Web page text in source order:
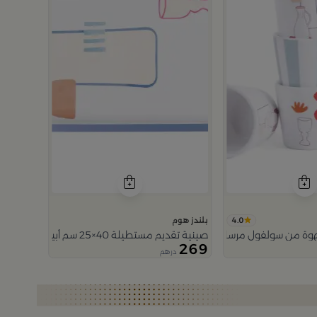
4.0
من سولفول مرسام
بلندز هوم
صينية تقديم مستطيلة 40×25 سم أبيض وأزرق خشبية بطباعة تجريدية من سولفول
269 درهم